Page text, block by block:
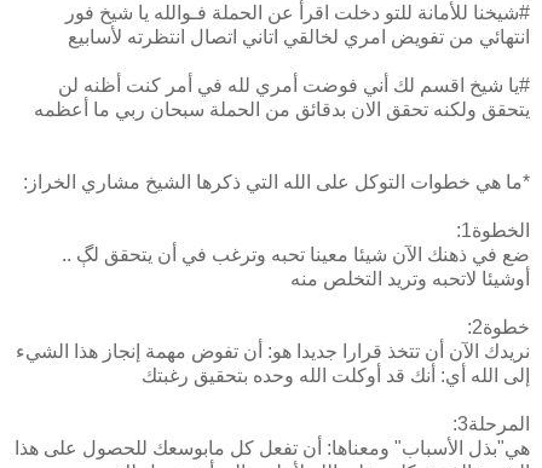
#شيخنا للأمانة للتو دخلت اقرأ عن الحملة فـوالله يا شيخ فور
انتهائي من تفويض امري لخالقي اتاني اتصال انتظرته لأسابيع
#يا شيخ اقسم لك أني فوضت أمري لله في أمر كنت أظنه لن
يتحقق ولكنه تحقق الان بدقائق من الحملة سبحان ربي ما أعظمه
*ما هي خطوات التوكل على الله التي ذكرها الشيخ مشاري الخراز:
الخطوة1:
ضع في ذهنك الآن شيئا معينا تحبه وترغب في أن يتحقق لڳ ..
أوشيئا لاتحبه وتريد التخلص منه
خطوة2:
نريدك الآن أن تتخذ قرارا جديدا هو: أن تفوض مهمة إنجاز هذا الشيء
إلى الله أي: أنك قد أوكلت الله وحده بتحقيق رغبتك
المرحلة3:
هي"بذل الأسباب" ومعناها: أن تفعل كل مابوسعك للحصول على هذا